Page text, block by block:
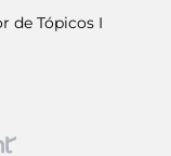
de Tópicos I